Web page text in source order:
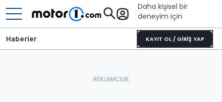
Daha kişisel bir
deneyim için
KAYIT OL / GİRİŞ YAP
Haberler